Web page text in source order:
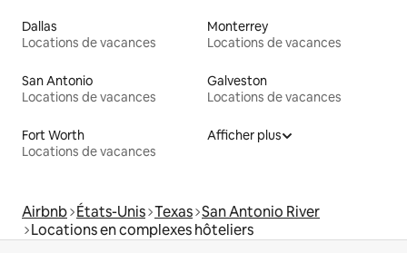
Dallas
Locations de vacances
Monterrey
Locations de vacances
San Antonio
Locations de vacances
Galveston
Locations de vacances
Fort Worth
Locations de vacances
Afficher plus
Airbnb États-Unis Texas San Antonio River
Locations en complexes hôteliers